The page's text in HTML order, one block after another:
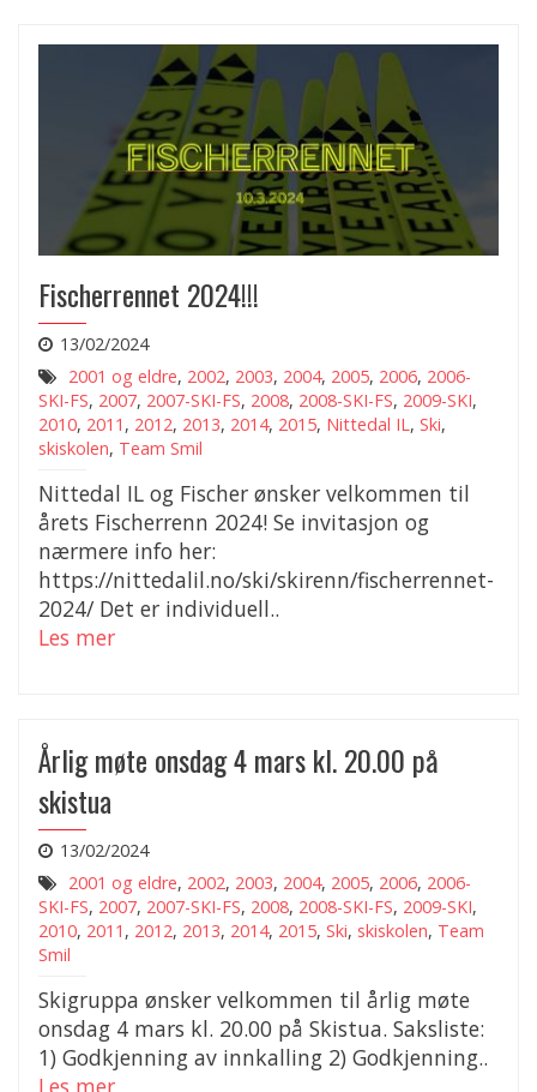
Fischerrennet 2024!!!
13/02/2024
2001 og eldre, 2002, 2003, 2004, 2005, 2006, 2006-
SKI-FS, 2007, 2007-SKI-FS, 2008, 2008-SKI-FS, 2009-SKI,
2010, 2011 , 2012, 2013, 2014, 2015, Nittedal IL, Ski,
skiskolen, Team Smil
Nittedal IL og Fischer ønsker velkommen til
årets Fischerrenn 2024! Se invitasjon og
nærmere info her:
https://nittedalil.no/ski/skirenn/fischerrennet-
2024/ Det er individuell..
Les mer
Årlig møte onsdag 4 mars kl. 20.00 på
skistua
13/02/2024
2001 og eldre, 2002, 2003, 2004, 2005, 2006, 2006-
SKI-FS, 2007, 2007-SKI-FS, 2008, 2008-SKI-FS, 2009-SKI,
2010, 2011 , 2012, 2013, 2014, 2015, Ski, skiskolen, Team
Smil
Skigruppa ønsker velkommen til årlig møte
onsdag 4 mars kl. 20.00 på Skistua. Saksliste:
1) Godkjenning av innkalling 2) Godkjenning..
Les mer